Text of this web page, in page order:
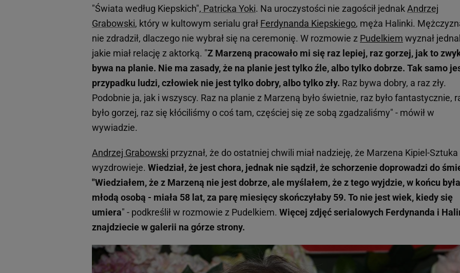
"Świata według Kiepskich", Patricka Yoki. Na uroczystości nie zagościł jednakAndrzej
Grabowski, który w kultowym serialu grał Ferdynanda Kiepskiego, męża Halinki.
nie zdradził, dlaczego nie wybrał się na ceremonię. W rozmowie z Pudelkiem wyznał
jakie miał relację z aktorką. "Z Marzeną pracowało mi się raz lepiej, raz gorzej, jak to
bywa na planie. Nie ma zasady, że na planie jest tylko źle, albo tylko dobrze. Tak samo
przypadku ludzi, człowiek nie jest tylko dobry, albo tylko zły. Raz bywa dobry, a raz zły.
Podobnie ja, jak i wszyscy. Raz na planie z Marzeną było świetnie, raz było fantastycznie,
było gorzej, raz się kłóciliśmy o coś tam, częściej się ze sobą zgadzaliśmy" - mówił w
wywiadzie.
Andrzej Grabowski przyznał, że do ostatniej chwili miał nadzieję, że Marzena Kipiel-Sztuka
wyzdrowieje. Wiedział, że jest chora, jednak nie sądził, że schorzenie doprowadzi do
"Wiedziałem, że z Marzeną nie jest dobrze, ale myślałem, że z tego wyjdzie, w końcu była
młodą osobą - miała 58 lat, za parę miesięcy skończyłaby 59. To nie jest wiek, kiedy się
umiera" - podkreślił w rozmowie z Pudelkiem. Więcej zdjęć serialowych Ferdynanda i
znajdziecie w galerii na górze strony.